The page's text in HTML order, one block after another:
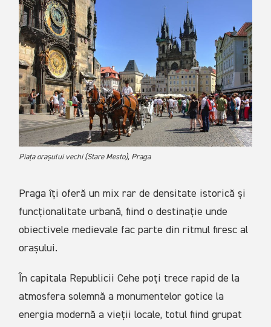
Piața orașului vechi (Stare Mesto), Praga
Praga îți oferă un mix rar de densitate istorică și
funcționalitate urbană, fiind o destinație unde
obiectivele medievale fac parte din ritmul firesc al
orașului.
În capitala Republicii Cehe poți trece rapid de la
atmosfera solemnă a monumentelor gotice la
energia modernă a vieții locale, totul fiind grupat